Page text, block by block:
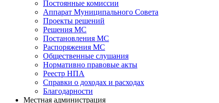
Постоянные комиссии
Аппарат Муниципального Совета
Проекты решений
Решения МС
Постановления МС
Распоряжения МС
Общественные слушания
Нормативно правовые акты
Реестр НПА
Справки о доходах и расходах
Благодарности
Местная администрация